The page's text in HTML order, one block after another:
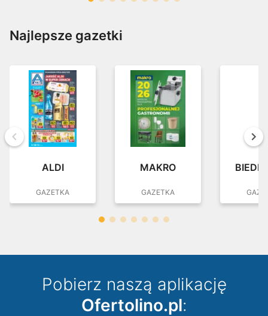
Najlepsze gazetki
Wstecz
ALDI
GAZETKA
MAKRO
GAZETKA
Pobierz naszą aplikację
Ofertolino.pl: